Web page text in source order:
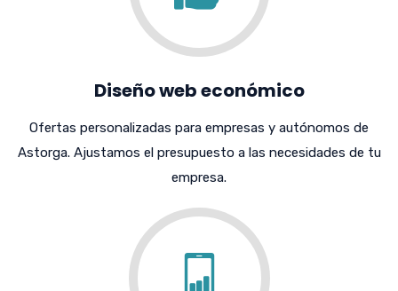
Diseño web económico
Ofertas personalizadas para empresas y autónomos de
Astorga. Ajustamos el presupuesto a las necesidades de tu
empresa.